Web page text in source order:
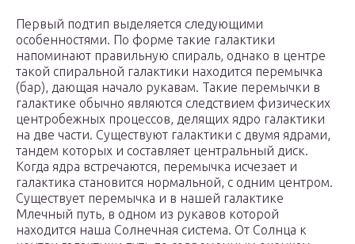
Первый подтип выделяется следующими
особенностями. По форме такие галактики
напоминают правильную спираль, однако в центре
такой спиральной галактики находится перемычка
(бар), дающая начало рукавам. Такие перемычки в
галактике обычно являются следствием физических
центробежных процессов, делящих ядро галактики
на две части. Существуют галактики с двумя ядрами,
тандем которых и составляет центральный диск.
Когда ядра встречаются, перемычка исчезает и
галактика становится нормальной, с одним центром.
Существует перемычка и в нашей галактике
Млечный путь, в одном из рукавов которой
находится наша Солнечная система. От Солнца к